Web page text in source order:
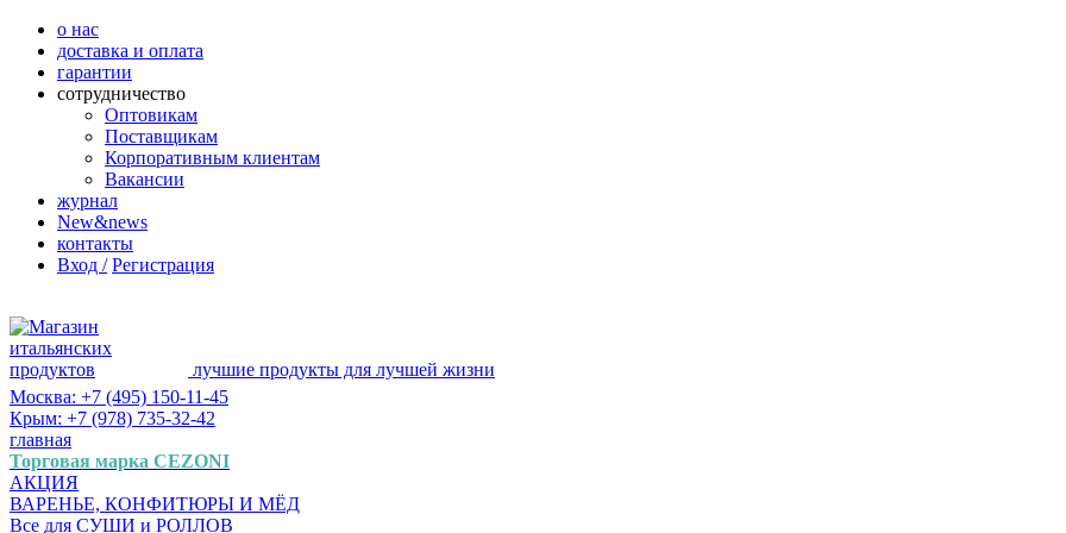
о нас
доставка и оплата
гарантии
сотрудничество
Оптовикам
Поставщикам
Корпоративным клиентам
Вакансии
журнал
New&news
контакты
Вход / Регистрация
лучшие продукты для лучшей жизни
Москва: +7 (495) 150-11-45
Крым: +7 (978) 735-32-42
главная
Торговая марка CEZONI
АКЦИЯ
ВАРЕНЬЕ, КОНФИТЮРЫ И МЁД
Все для СУШИ и РОЛЛОВ